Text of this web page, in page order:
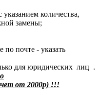
количества,
замены;
почте - указать
для юридических лиц .
от 2000р) !!!